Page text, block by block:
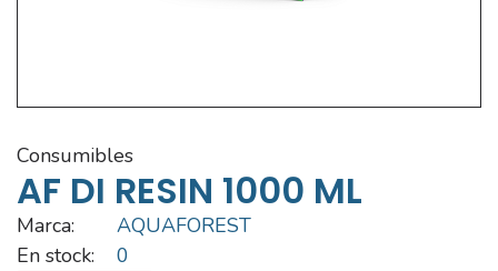
consumibles
AF DI RESIN 1000 ML
Marca:
AQUAFOREST
En stock:
0